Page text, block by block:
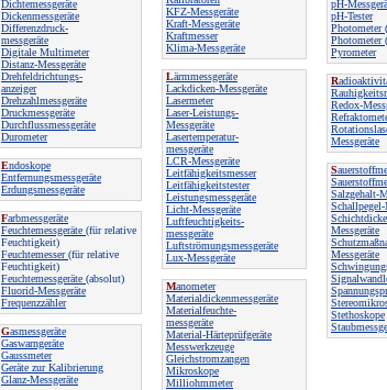
Dichtemessgeräte
Dickenmessgeräte
Differenzdruck-
messgeräte
Digitale Multimeter
Distanz-Messgeräte
Drehfeldrichtungs-
anzeiger
Drehzahlmessgeräte
Druckmessgeräte
Durchflussmessgeräte
Durometer
Endoskope
Entfernungsmessgeräte
Erdungsmessgeräte
Farbmessgeräte
Feuchtemessgeräte (für relative
Feuchtigkeit)
Feuchtemesser(für relative
Feuchtigkeit)
Feuchtemessgeräte (absolut)
Fluorid-Messgeräte
Frequenzzähler
Gasmessgeräte
Gaswarngeräte
Gaussmeter
Geräte zur Kalibrierung
Glanz-Messgeräte
KFZ-Messgeräte
Kraft-Messgeräte
Kraftmesser
Klima-Messgeräte
Lärmmessgeräte
Lackdicken-Messgeräte
Lasermeter
Laser-Leistungs-
Messgeräte
Lasertemperatur-
messgeräte
LCR-Messgeräte
Leitfähigkeitsmesser
Leitfähigkeitstester
Leistungsmessgeräte
Licht-Messgeräte
Luftfeuchtigkeits-
messgeräte
Luftströmungsmessgeräte
Lux-Messgeräte
Manometer
Materialdickenmessgeräte
Materialfeuchte-
messgeräte
Material-Härteprüfgeräte
Messwerkzeuge
Gleichstromzangen
Mikroskope
Milliohmmeter
pH-
pH-Tester
Photometer
Photometer
Pyrometer
R
Redox-
Messgeräte
S
Salzgehalt-
Schallpegel-
Messgeräte
Messgeräte
Stethoskope